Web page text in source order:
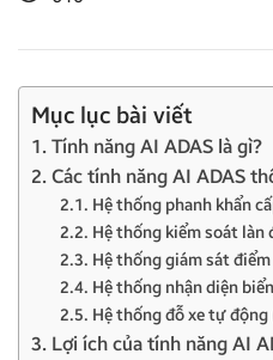
Mục lục bài viết
1. Tính năng AI ADAS là gì?
2. Các tính năng AI ADAS
2.1. Hệ thống phanh khẩn
2.2. Hệ thống kiểm soát làn
2.3. Hệ thống giám sát điểm
2.4. Hệ thống nhận diện
2.5. Hệ thống đỗ xe tự động
3. Lợi ích của tính năng AI